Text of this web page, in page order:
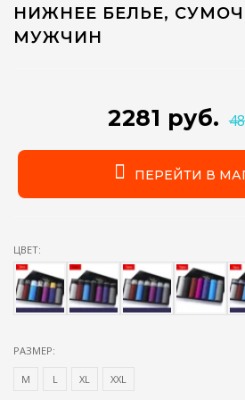
НИЖНЕЕ БЕЛЬЕ,
МУЖЧИН
2281 руб.
ПЕРЕЙТИ В
ЦВЕТ:
РАЗМЕР:
М L XL XXL